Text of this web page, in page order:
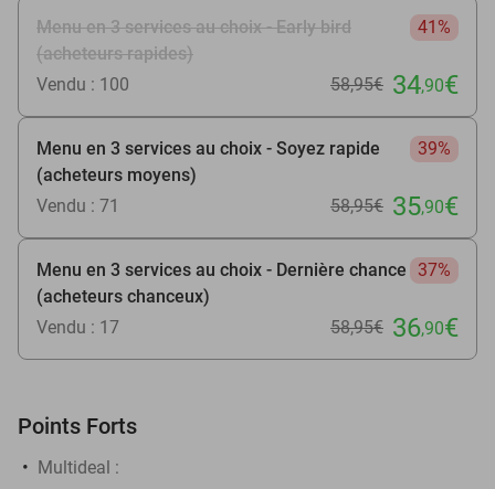
Menu en 3 services au choix - Early bird
(acheteurs rapides)
41%
Vendu : 100 58,95€ 34,90€
Menu en 3 services au choix - Soyez rapide
(acheteurs moyens)
39%
Vendu : 71 58,95€ 35,90€
Menu en 3 services au choix - Dernière chance
(acheteurs chanceux)
37%
Vendu : 17 58,95€ 36,90€
Points Forts
Multideal :